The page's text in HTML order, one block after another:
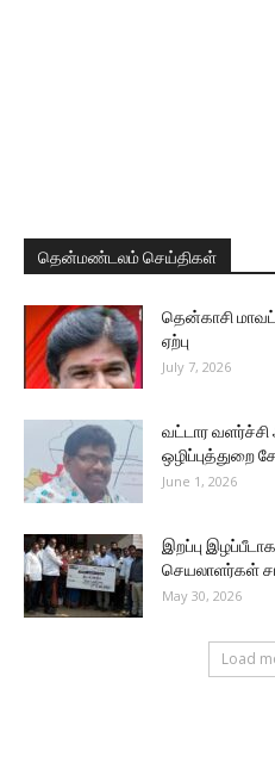
தென்மண்டலம் செய்திகள்
தென்காசி
ஏற்பு
July 7, 2026
வட்டார
ஒழிப்புத்துறை
June 1, 2026
இறப்பு
செயலாளர்கள்
May 30, 2026
Load